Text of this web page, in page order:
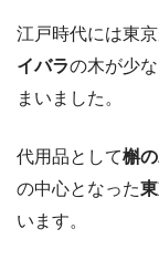
江戸時代には東
イバラの木が少な
まいました。
代用品として槲
の中心となった
います。